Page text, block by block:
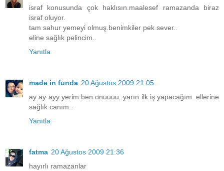
israf konusunda çok haklısın.maalesef ramazanda biraz
israf oluyor.
tam sahur yemeyi olmuş.benimkiler pek sever..
eline sağlık pelincim..
Yanıtla
made in funda 20 Ağustos 2009 21:05
ay ay ayy yerim ben onuuuu..yarın ilk iş yapacağım..ellerine
sağlık canım..
Yanıtla
fatma 20 Ağustos 2009 21:36
hayırlı ramazanlar